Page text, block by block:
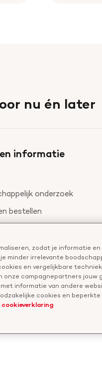
nu én later
informatie
onderzoek
bestellen
zodat je informatie en
minder irrelevante
en vergelijkbare
campagnepartners jouw
informatie van andere
cookies en beperkte
cookieverklaring